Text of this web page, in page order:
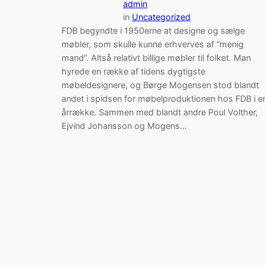
admin
in Uncategorized
FDB begyndte i 1950erne at designe og sælge
møbler, som skulle kunne erhverves af “menig
mand”. Altså relativt billige møbler til folket. Man
hyrede en række af tidens dygtigste
møbeldesignere, og Børge Mogensen stod blandt
andet i spidsen for møbelproduktionen hos FDB i
årrække. Sammen med blandt andre Poul Volther,
Ejvind Johansson og Mogens…